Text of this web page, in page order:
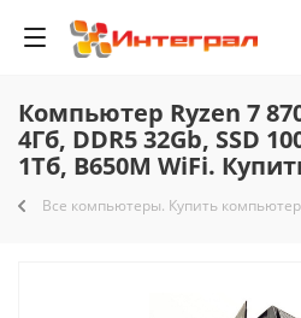
Компьютер Ryzen 7
4Гб, DDR5 32Gb, SSD
1Тб, B650M WiFi.
Все компьютеры. Купить